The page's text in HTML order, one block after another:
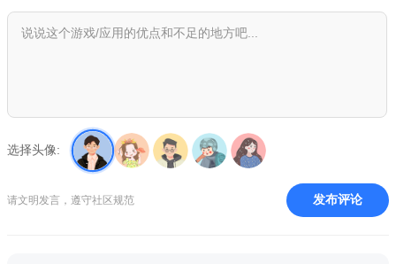
创业人生H5安卓版特色
1、白手起家，街区初见雏形；
2、各行各业，无不为己所用；
选择头像:
请文明发言，遵守社区规范 发布评论